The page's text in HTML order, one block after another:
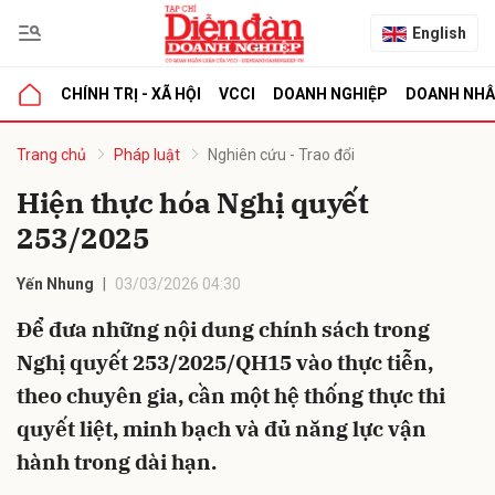
English
CHÍNH TRỊ - XÃ HỘI VCCI DOANH NGHIỆP DOANH
Trang chủ Pháp luật Nghiên cứu - Trao đổi
Hiện thực hóa Nghị quyết
253/2025
Yến Nhung 03/03/2026 04:30
Để đưa những nội dung chính sách trong
Nghị quyết 253/2025/QH15 vào thực tiễn,
theo chuyên gia, cần một hệ thống thực thi
quyết liệt, minh bạch và đủ năng lực vận
hành trong dài hạn.
luận
Hủy